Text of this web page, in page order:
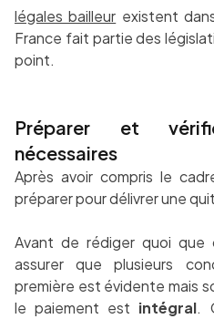
légales bailleur existent
France fait partie des
point.
Préparer et
nécessaires
Après avoir compris le
préparer pour délivrer une
Avant de rédiger quoi que
assurer que plusieurs
première est évidente mais
le paiement est intégral.